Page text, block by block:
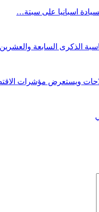
اسبانيا على سبتة…
الذكرى السابعة
ويستعرض مؤشرات